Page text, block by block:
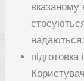
надаються;